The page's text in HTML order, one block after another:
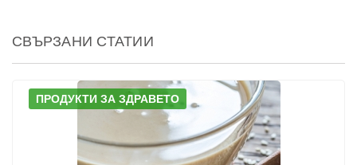
СВЪРЗАНИ СТАТИИ
ПРОДУКТИ ЗА ЗДРАВЕТО